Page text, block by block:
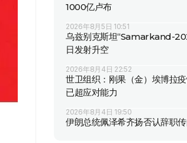
1000亿卢布
2026年8月5日 10:51
乌兹别克斯坦“Samarkand-
日发射升空
2026年8月4日 22:52
世卫组织：刚果（金）埃博拉
已超应对能力
2026年8月4日 19:50
伊朗总统佩泽希齐扬否认辞职